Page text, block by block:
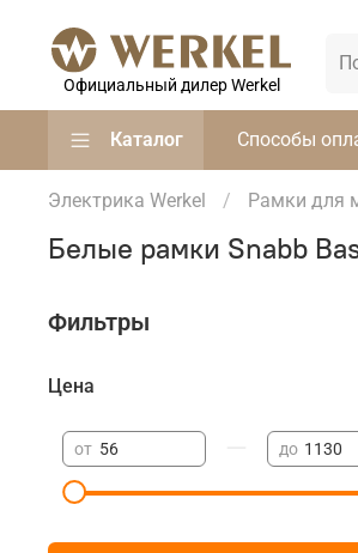
Официальный дилер Werkel
Каталог Способы
Электрика Werkel Рамки для
Белые рамки Snabb
Фильтры
Цена
от до